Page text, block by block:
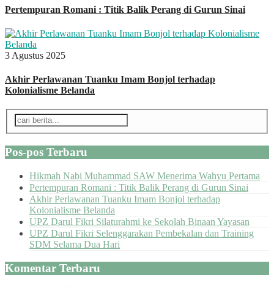
Pertempuran Romani : Titik Balik Perang di Gurun Sinai
3 Agustus 2025
Akhir Perlawanan Tuanku Imam Bonjol terhadap
Kolonialisme Belanda
Pos-pos Terbaru
Hikmah Nabi Muhammad SAW Menerima Wahyu Pertama
Pertempuran Romani : Titik Balik Perang di Gurun Sinai
Akhir Perlawanan Tuanku Imam Bonjol terhadap
Kolonialisme Belanda
UPZ Darul Fikri Silaturahmi ke Sekolah Binaan Yayasan
UPZ Darul Fikri Selenggarakan Pembekalan dan Training
SDM Selama Dua Hari
Komentar Terbaru